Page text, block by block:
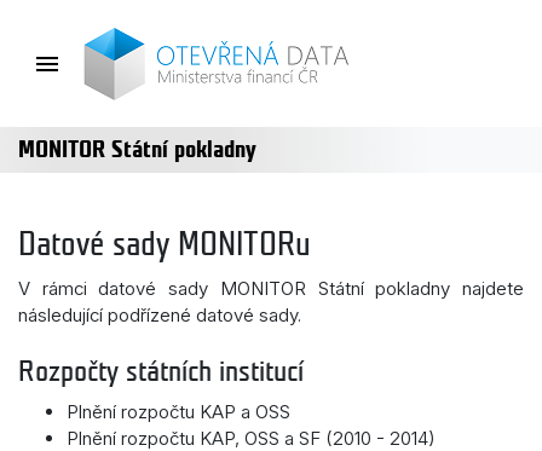
MONITOR Státní pokladny
Datové sady MONITORu
V rámci datové sady MONITOR Státní pokladny najdete
následující podřízené datové sady.
Rozpočty státních institucí
Plnění rozpočtu KAP a OSS
Plnění rozpočtu KAP, OSS a SF (2010 - 2014)